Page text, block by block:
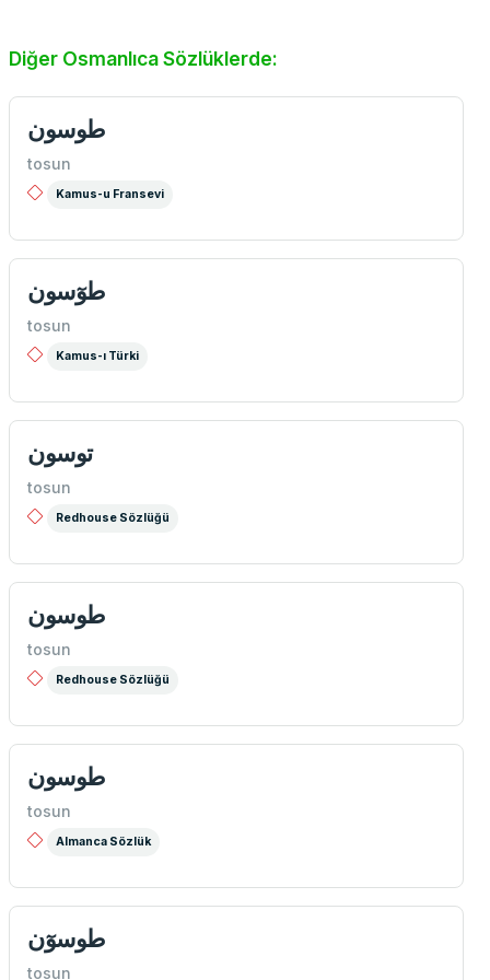
Diğer Osmanlıca Sözlüklerde:
طوسون
tosun
Kamus-u Fransevi
طوٓسون
tosun
Kamus-ı Türki
توسون
tosun
Redhouse Sözlüğü
طوسون
tosun
Redhouse Sözlüğü
طوسون
tosun
Almanca Sözlük
طوسوٓن
tosun